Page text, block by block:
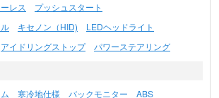
レス
プッシュスタート
キセノン（HID)
LEDヘッドライト
アイドリングストップ パワーステアリング
寒冷地仕様 バックモニター
ABS